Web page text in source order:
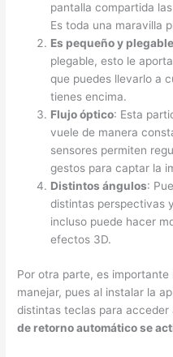
pantalla compartida
Es toda una maravilla
Es pequeño y plegable
plegable, esto le
que puedes llevarlo a
tienes encima.
Flujo óptico: Esta
vuele de manera
sensores permiten
gestos para captar la
Distintos ángulos:
distintas perspectivas
incluso puede hacer
efectos 3D.
Por otra parte, es
manejar, pues al instalar la
distintas teclas para acceder
de retorno automático se